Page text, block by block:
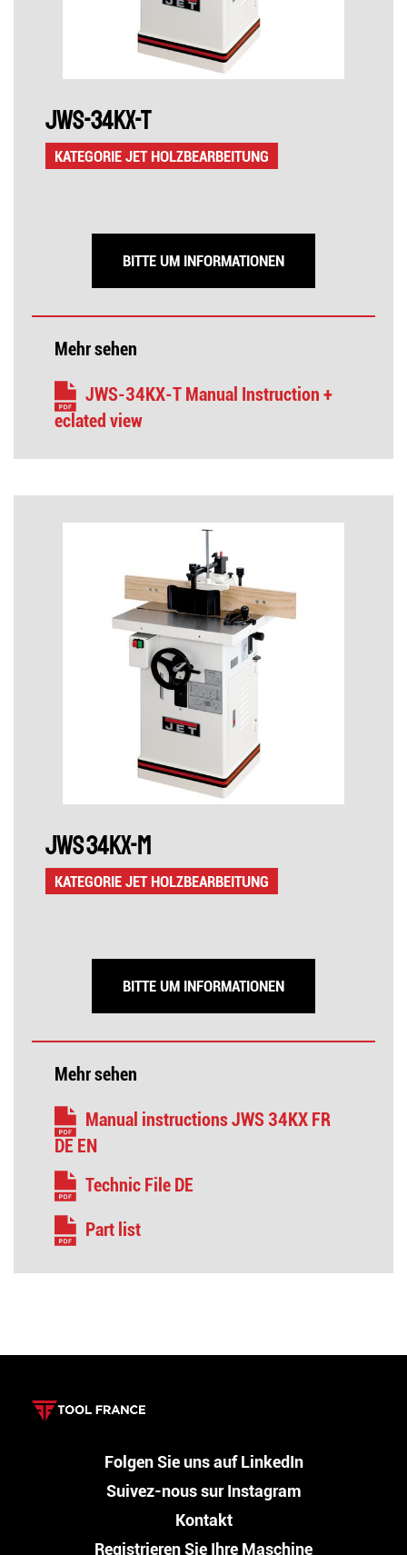
JWS-34KX-T
KATEGORIE JET HOLZBEARBEITUNG
BITTE UM INFORMATIONEN
Mehr sehen
JWS-34KX-T Manual Instruction +
eclated view
JWS 34KX-M
KATEGORIE JET HOLZBEARBEITUNG
BITTE UM INFORMATIONEN
Mehr sehen
Manual instructions JWS 34KX FR
DE EN
Technic File DE
Part list
Folgen Sie uns auf LinkedIn
Suivez-nous sur Instagram
Kontakt
Registrieren Sie Ihre Maschine